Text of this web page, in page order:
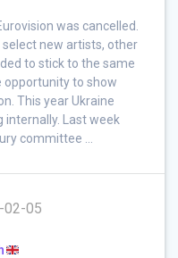
was cancelled.
new artists, other
to stick to the same
opportunity to show
This year Ukraine
internally. Last week
committee …
02-05